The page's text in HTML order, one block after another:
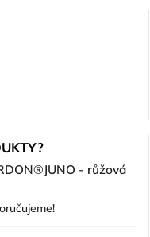
- růžová